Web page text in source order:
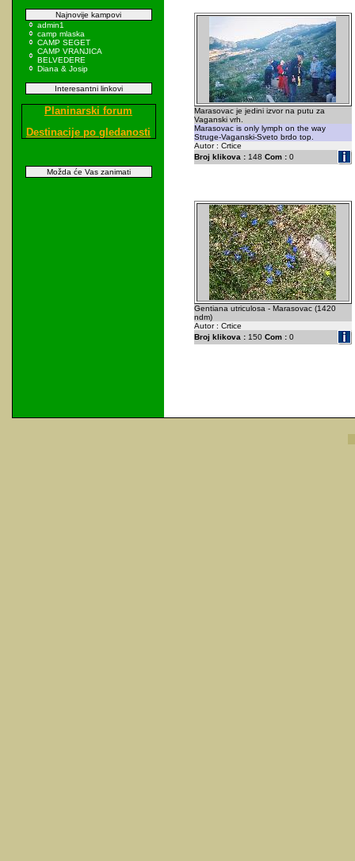
Najnovije kampovi
admin1
camp mlaska
CAMP SEGET
CAMP VRANJICA
BELVEDERE
Diana & Josip
Interesantni linkovi
Planinarski forum
Destinacije po gledanosti
Možda će Vas zanimati
Marasovac je jedini izvor na putu za
Vaganski vrh.
Marasovac is only lymph on the way
Struge-Vaganski-Sveto brdo top.
Autor : Crtice
Broj klikova :148 Com :0
Gentiana utriculosa - Marasovac (1420
ndm)
Autor : Crtice
Broj klikova :150 Com :0